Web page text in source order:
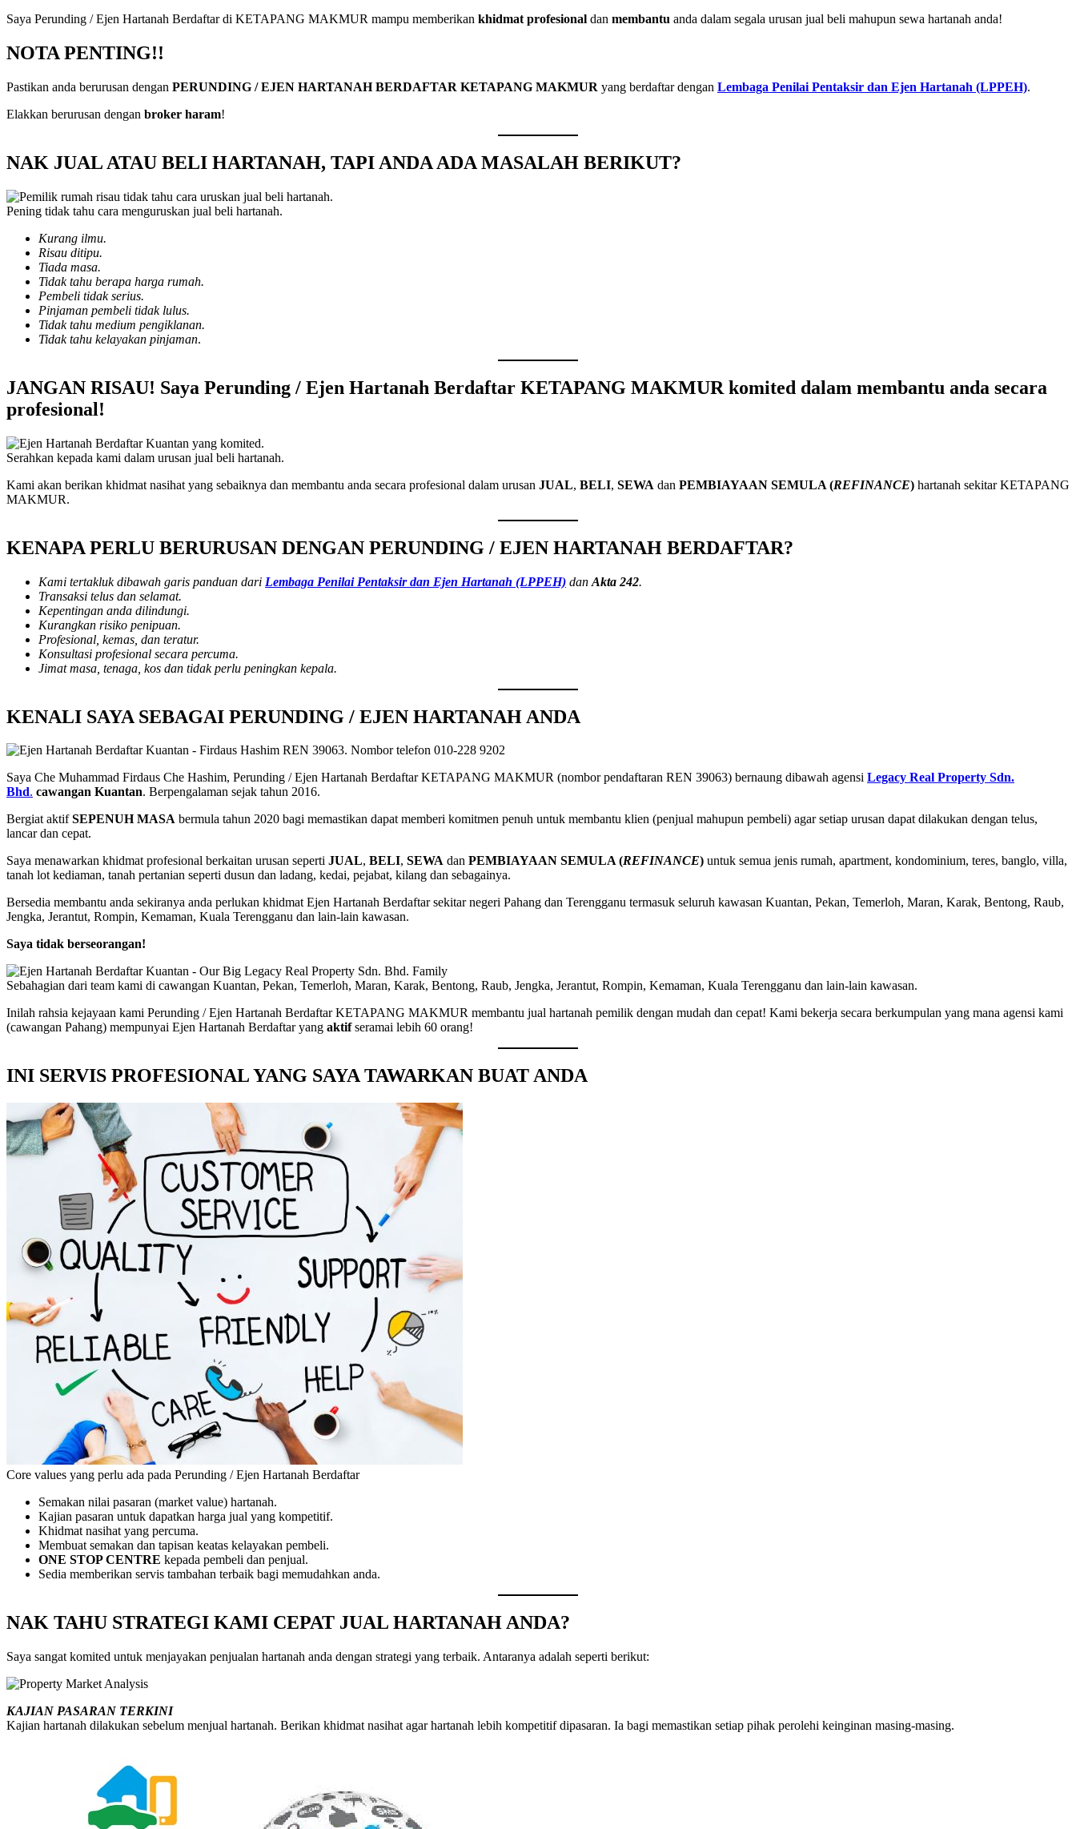
Saya Perunding / Ejen Hartanah Berdaftar di KETAPANG MAKMUR mampu memberikan khidmat profesional dan membantu anda dalam segala urusan jual beli mahupun sewa hartanah anda!
NOTA PENTING!!
Pastikan anda berurusan dengan PERUNDING / EJEN HARTANAH BERDAFTAR KETAPANG MAKMUR yang berdaftar dengan Lembaga Penilai Pentaksir dan Ejen Hartanah (LPPEH).
Elakkan berurusan dengan broker haram!
NAK JUAL ATAU BELI HARTANAH, TAPI ANDA ADA MASALAH BERIKUT?
Pening tidak tahu cara menguruskan jual beli hartanah.
Kurang ilmu.
Risau ditipu.
Tiada masa.
Tidak tahu berapa harga rumah.
Pembeli tidak serius.
Pinjaman pembeli tidak lulus.
Tidak tahu medium pengiklanan.
Tidak tahu kelayakan pinjaman.
JANGAN RISAU! Saya Perunding / Ejen Hartanah Berdaftar KETAPANG MAKMUR komited dalam membantu anda secara
profesional!
Serahkan kepada kami dalam urusan jual beli hartanah.
Kami akan berikan khidmat nasihat yang sebaiknya dan membantu anda secara profesional dalam urusan JUAL, BELI, SEWA dan PEMBIAYAAN SEMULA (REFINANCE) hartanah sekitar KETAPANG
MAKMUR.
KENAPA PERLU BERURUSAN DENGAN PERUNDING / EJEN HARTANAH BERDAFTAR?
Kami tertakluk dibawah garis panduan dari Lembaga Penilai Pentaksir dan Ejen Hartanah (LPPEH) dan Akta 242.
Transaksi telus dan selamat.
Kepentingan anda dilindungi.
Kurangkan risiko penipuan.
Profesional, kemas, dan teratur.
Konsultasi profesional secara percuma.
Jimat masa, tenaga, kos dan tidak perlu peningkan kepala.
KENALI SAYA SEBAGAI PERUNDING / EJEN HARTANAH ANDA
Saya Che Muhammad Firdaus Che Hashim, Perunding / Ejen Hartanah Berdaftar KETAPANG MAKMUR (nombor pendaftaran REN 39063) bernaung dibawah agensi Legacy Real Property Sdn.
Bhd. cawangan Kuantan. Berpengalaman sejak tahun 2016.
Bergiat aktifSEPENUH MASA bermula tahun 2020 bagi memastikan dapat memberi komitmen penuh untuk membantu klien (penjual mahupun pembeli) agar setiap urusan dapat dilakukan dengan telus,
lancar dan cepat.
Saya menawarkan khidmat profesional berkaitan urusan seperti JUAL, BELI, SEWA dan PEMBIAYAAN SEMULA (REFINANCE) untuk semua jenis rumah, apartment, kondominium, teres, banglo, villa,
tanah lot kediaman, tanah pertanian seperti dusun dan ladang, kedai, pejabat, kilang dan sebagainya.
Bersedia membantu anda sekiranya anda perlukan khidmat Ejen Hartanah Berdaftar sekitar negeri Pahang dan Terengganu termasuk seluruh kawasan Kuantan, Pekan, Temerloh, Maran, Karak, Bentong, Raub,
Jengka, Jerantut, Rompin, Kemaman, Kuala Terengganu dan lain-lain kawasan.
Saya tidak berseorangan!
Sebahagian dari team kami di cawangan Kuantan, Pekan, Temerloh, Maran, Karak, Bentong, Raub, Jengka, Jerantut, Rompin, Kemaman, Kuala Terengganu dan lain-lain kawasan.
Inilah rahsia kejayaan kami Perunding / Ejen Hartanah Berdaftar KETAPANG MAKMUR membantu jual hartanah pemilik dengan mudah dan cepat! Kami bekerja secara berkumpulan yang mana agensi kami
(cawangan Pahang) mempunyai Ejen Hartanah Berdaftar yang aktifseramai lebih 60 orang!
INI SERVIS PROFESIONAL YANG SAYA TAWARKAN BUAT ANDA
Core values yang perlu ada pada Perunding / Ejen Hartanah Berdaftar
Semakan nilai pasaran (market value) hartanah.
Kajian pasaran untuk dapatkan harga jual yang kompetitif.
Khidmat nasihat yang percuma.
Membuat semakan dan tapisan keatas kelayakan pembeli.
ONE STOP CENTRE kepada pembeli dan penjual.
Sedia memberikan servis tambahan terbaik bagi memudahkan anda.
NAK TAHU STRATEGI KAMI CEPAT JUAL HARTANAH ANDA?
Saya sangat komited untuk menjayakan penjualan hartanah anda dengan strategi yang terbaik. Antaranya adalah seperti berikut:
KAJIAN PASARAN TERKINI
Kajian hartanah dilakukan sebelum menjual hartanah. Berikan khidmat nasihat agar hartanah lebih kompetitif dipasaran. Ia bagi memastikan setiap pihak perolehi keinginan masing-masing.